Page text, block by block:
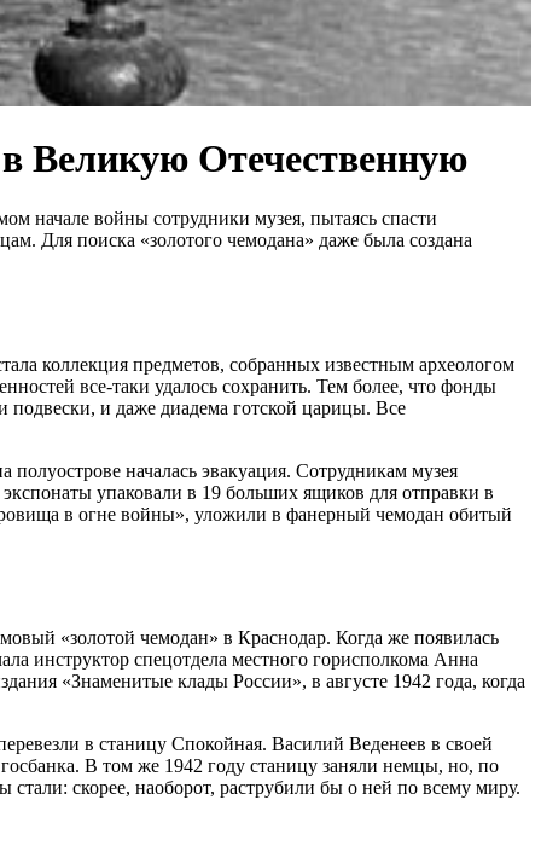
Великую Отечественную
начале войны сотрудники музея, пытаясь спасти
Для поиска «золотого чемодана» даже была создана
коллекция предметов, собранных известным археологом
все-таки удалось сохранить. Тем более, что фонды
подвески, и даже диадема готской царицы. Все
началась эвакуация. Сотрудникам музея
упаковали в 19 больших ящиков для отправки в
в огне войны», уложили в фанерный чемодан обитый
«золотой чемодан» в Краснодар. Когда же появилась
инструктор спецотдела местного горисполкома Анна
«Знаменитые клады России», в августе 1942 года, когда
в станицу Спокойная. Василий Веденеев в своей
В том же 1942 году станицу заняли немцы, но, по
скорее, наоборот, раструбили бы о ней по всему миру.